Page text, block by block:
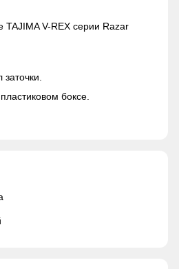
TAJIMA V-REX серии Razar
боксе.